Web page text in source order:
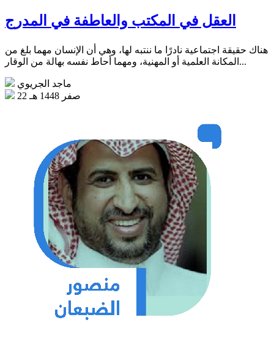
العقل في المكتب والعاطفة في المدرج
هناك حقيقة اجتماعية نادرًا ما ننتبه لها، وهي أن الإنسان مهما بلغ من
المكانة العلمية أو المهنية، ومهما أحاط نفسه بهالة من الوقار...
ماجد الجريوي
22 صفر 1448 هـ